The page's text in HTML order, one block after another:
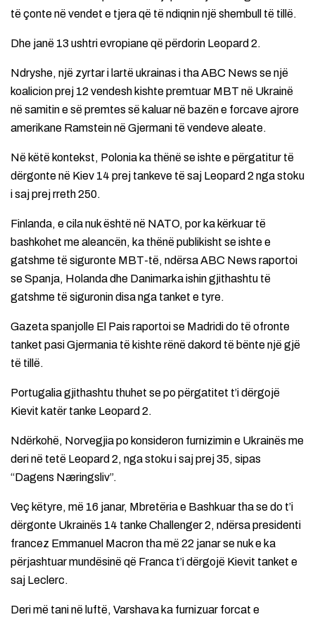
të çonte në vendet e tjera që të ndiqnin një shembull të tillë.
Dhe janë 13 ushtri evropiane që përdorin Leopard 2.
Ndryshe, një zyrtar i lartë ukrainas i tha ABC News se një
koalicion prej 12 vendesh kishte premtuar MBT në Ukrainë
në samitin e së premtes së kaluar në bazën e forcave ajrore
amerikane Ramstein në Gjermani të vendeve aleate.
Në këtë kontekst, Polonia ka thënë se ishte e përgatitur të
dërgonte në Kiev 14 prej tankeve të saj Leopard 2 nga stoku
i saj prej rreth 250.
Finlanda, e cila nuk është në NATO, por ka kërkuar të
bashkohet me aleancën, ka thënë publikisht se ishte e
gatshme të siguronte MBT-të, ndërsa ABC News raportoi
se Spanja, Holanda dhe Danimarka ishin gjithashtu të
gatshme të siguronin disa nga tanket e tyre.
Gazeta spanjolle El Pais raportoi se Madridi do të ofronte
tanket pasi Gjermania të kishte rënë dakord të bënte një gjë
të tillë.
Portugalia gjithashtu thuhet se po përgatitet t’i dërgojë
Kievit katër tanke Leopard 2.
Ndërkohë, Norvegjia po konsideron furnizimin e Ukrainës me
deri në tetë Leopard 2, nga stoku i saj prej 35, sipas
“Dagens Næringsliv”.
Veç këtyre, më 16 janar, Mbretëria e Bashkuar tha se do t’i
dërgonte Ukrainës 14 tanke Challenger 2, ndërsa presidenti
francez Emmanuel Macron tha më 22 janar se nuk e ka
përjashtuar mundësinë që Franca t’i dërgojë Kievit tanket e
saj Leclerc.
Deri më tani në luftë, Varshava ka furnizuar forcat e